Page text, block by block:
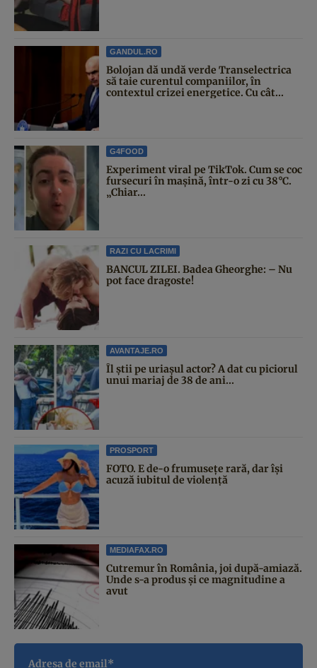
GANDUL.RO
Bolojan dă undă verde Transelectrica
să taie curentul companiilor, în
contextul crizei energetice. Cu cât...
G4FOOD
Experiment viral pe TikTok. Cum se coc
fursecuri în mașină, într-o zi cu 38°C.
„Chiar...
RAZI CU LACRIMI
BANCUL ZILEI. Badea Gheorghe: – Nu
pot face dragoste!
AVANTAJE.RO
Îl știi pe uriașul actor? A dat cu piciorul
unui mariaj de 38 de ani...
PROSPORT
FOTO. E de-o frumusețe rară, dar își
acuză iubitul de violență
MEDIAFAX.RO
Cutremur în România, joi după-amiază.
Unde s-a produs și ce magnitudine a
avut
Adresa de email*